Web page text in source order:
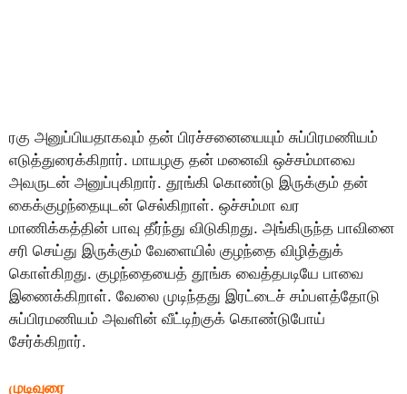
ரகு அனுப்பியதாகவும் தன் பிரச்சனையையும் சுப்பிரமணியம்
எடுத்துரைக்கிறார். மாயழகு தன் மனைவி ஒச்சம்மாவை
அவருடன் அனுப்புகிறார். தூங்கி கொண்டு இருக்கும் தன்
கைக்குழந்தையுடன் செல்கிறாள். ஒச்சம்மா வர
மாணிக்கத்தின் பாவு தீர்ந்து விடுகிறது. அங்கிருந்த பாவினை
சரி செய்து இருக்கும் வேளையில் குழந்தை விழித்துக்
கொள்கிறது. குழந்தையைத் தூங்க வைத்தபடியே பாவை
இணைக்கிறாள். வேலை முடிந்தது இரட்டைச் சம்பளத்தோடு
சுப்பிரமணியம் அவளின் வீட்டிற்குக் கொண்டுபோய்
சேர்க்கிறார்.
முடிவுரை